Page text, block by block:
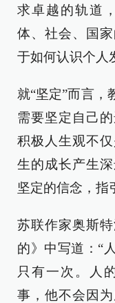
求卓越的轨道
体、社会、国
于如何认识个人
就“坚定”而言，
需要坚定自己
积极人生观不
生的成长产生
坚定的信念，指
苏联作家奥斯
的》中写道：“
只有一次。人
事，他不会因